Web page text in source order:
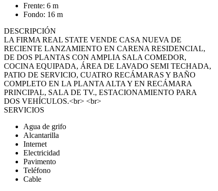
Frente: 6 m
Fondo: 16 m
DESCRIPCIÓN
LA FIRMA REAL STATE VENDE CASA NUEVA DE
RECIENTE LANZAMIENTO EN CARENA RESIDENCIAL,
DE DOS PLANTAS CON AMPLIA SALA COMEDOR,
COCINA EQUIPADA, ÁREA DE LAVADO SEMI TECHADA,
PATIO DE SERVICIO, CUATRO RECÁMARAS Y BAÑO
COMPLETO EN LA PLANTA ALTA Y EN RECÁMARA
PRINCIPAL, SALA DE TV., ESTACIONAMIENTO PARA
DOS VEHÍCULOS.<br> <br>
SERVICIOS
Agua de grifo
Alcantarilla
Internet
Electricidad
Pavimento
Teléfono
Cable